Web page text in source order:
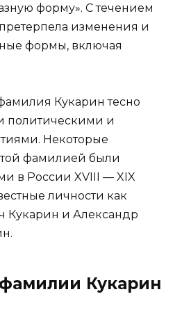
форму». С течением
изменения и
формы, включая
Кукарин тесно
политическими и
Некоторые
фамилией были
в России XVIII — XIX
личности как
Кукарин и Александр
Кукарин